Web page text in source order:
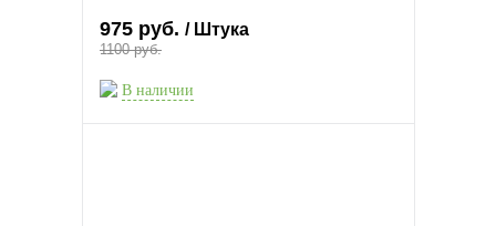
975 руб. / Штука
1100 руб.
В наличии